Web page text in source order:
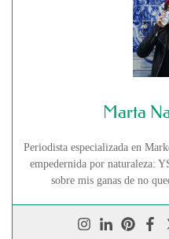
Marta
Periodista especializada en
empedernida por naturaleza:
sobre mis ganas de no